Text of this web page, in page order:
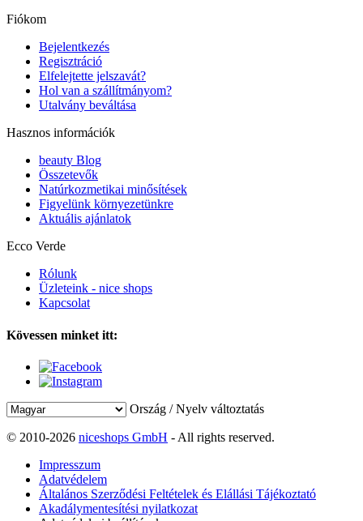
Fiókom
Bejelentkezés
Regisztráció
Elfelejtette jelszavát?
Hol van a szállítmányom?
Utalvány beváltása
Hasznos információk
beauty Blog
Összetevők
Natúrkozmetikai minősítések
Figyelünk környezetünkre
Aktuális ajánlatok
Ecco Verde
Rólunk
Üzleteink - nice shops
Kapcsolat
Kövessen minket itt:
Ország / Nyelv változtatás
© 2010-2026 niceshops GmbH - All rights reserved.
Impresszum
Adatvédelem
Általános Szerződési Feltételek és Elállási Tájékoztató
Akadálymentesítési nyilatkozat